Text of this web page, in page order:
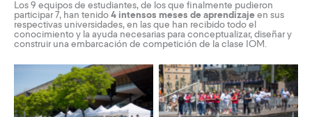
Los 9 equipos de estudiantes, de los que finalmente pudieron
participar 7, han tenido 4 intensos meses de aprendizaje en sus
respectivas universidades, en las que han recibido todo el
conocimiento y la ayuda necesarias para conceptualizar, diseñar y
construir una embarcación de competición de la clase IOM.